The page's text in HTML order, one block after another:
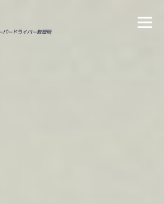
メニ